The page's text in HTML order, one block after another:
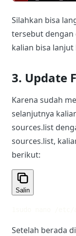
Silahkan bisa
tersebut dengan
kalian bisa
3. Update
Karena sudah
selanjutnya
sources.list
sources.list,
berikut:
Salin
Setelah berada